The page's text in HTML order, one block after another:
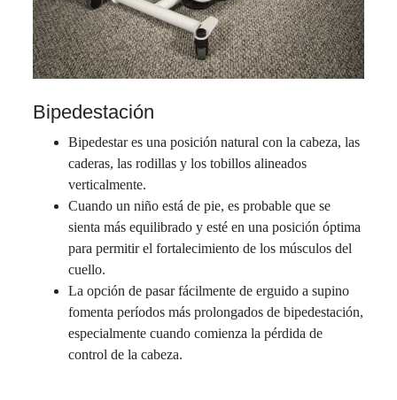
Bipedestación
Bipedestar es una posición natural con la cabeza, las
caderas, las rodillas y los tobillos alineados
verticalmente.
Cuando un niño está de pie, es probable que se
sienta más equilibrado y esté en una posición óptima
para permitir el fortalecimiento de los músculos del
cuello.
La opción de pasar fácilmente de erguido a supino
fomenta períodos más prolongados de bipedestación,
especialmente cuando comienza la pérdida de
control de la cabeza.